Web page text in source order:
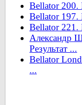
Bellator 200.
Bellator 197.
Bellator
Александр
Результат ...
Bellator
...